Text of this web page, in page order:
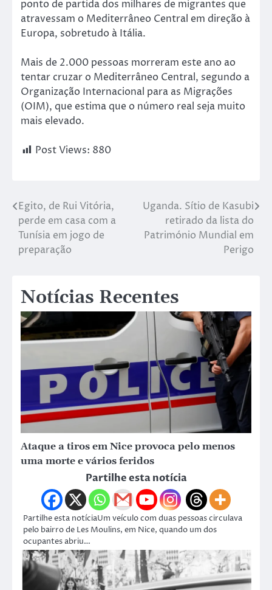
ponto de partida dos milhares de migrantes que
atravessam o Mediterrâneo Central em direção à
Europa, sobretudo à Itália.
Mais de 2.000 pessoas morreram este ano ao
tentar cruzar o Mediterrâneo Central, segundo a
Organização Internacional para as Migrações
(OIM), que estima que o número real seja muito
mais elevado.
Post Views: 880
Egito, de Rui Vitória,
perde em casa com a
Tunísia em jogo de
preparação
Uganda. Sítio de Kasubi
retirado da lista do
Património Mundial em
Perigo
Notícias Recentes
Ataque a tiros em Nice provoca pelo menos
uma morte e vários feridos
Partilhe esta notícia
Partilhe esta notíciaUm veículo com duas pessoas circulava
pelo bairro de Les Moulins, em Nice, quando um dos
ocupantes abriu…